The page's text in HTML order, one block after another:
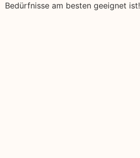
Bedürfnisse am besten geeignet ist!